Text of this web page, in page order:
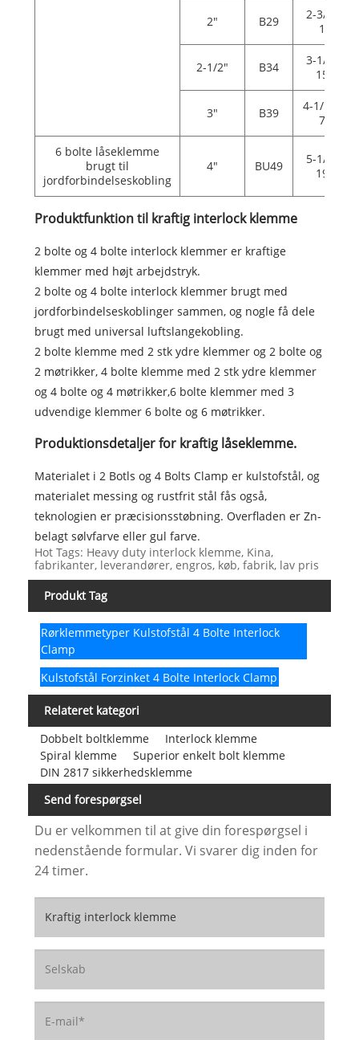
2" B29
2-3/
1/16"
2-1/2" B34
3-1/
15/16"
3" B39
4-1/
7/16"
6 bolte låseklemme
brugt til
jordforbindelseskobling
4" BU49
5-1/
19/32"
Produktfunktion til kraftig interlock klemme
2 bolte og 4 bolte interlock klemmer er kraftige
klemmer med højt arbejdstryk.
2 bolte og 4 bolte interlock klemmer brugt med
jordforbindelseskoblinger sammen, og nogle få dele
brugt med universal luftslangekobling.
2 bolte klemme med 2 stk ydre klemmer og 2 bolte og
2 møtrikker, 4 bolte klemme med 2 stk ydre klemmer
og 4 bolte og 4 møtrikker,6 bolte klemmer med 3
udvendige klemmer 6 bolte og 6 møtrikker.
Produktionsdetaljer for kraftig låseklemme.
Materialet i 2 Botls og 4 Bolts Clamp er kulstofstål, og
materialet messing og rustfrit stål fås også,
teknologien er præcisionsstøbning. Overfladen er Zn-
belagt sølvfarve eller gul farve.
Hot Tags: Heavy duty interlock klemme, Kina,
fabrikanter, leverandører, engros, køb, fabrik, lav pris
Produkt Tag
Rørklemmetyper Kulstofstål 4 Bolte Interlock
Clamp
Kulstofstål Forzinket 4 Bolte Interlock Clamp
Relateret kategori
Dobbelt boltklemme
Interlock klemme
Spiral klemme
Superior enkelt bolt klemme
DIN 2817 sikkerhedsklemme
Send forespørgsel
Du er velkommen til at give din forespørgsel i
nedenstående formular. Vi svarer dig inden for
24 timer.